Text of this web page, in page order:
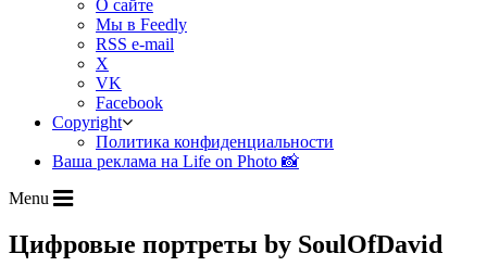
О сайте
Мы в Feedly
RSS e-mail
X
VK
Facebook
Copyright
Политика конфиденциальности
Ваша реклама на Life on Photo 📸
Menu
Цифровые портреты by SoulOfDavid